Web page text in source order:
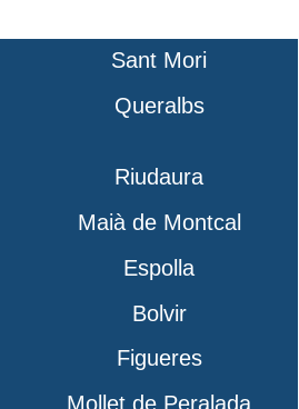
Sant Mori
Queralbs
Riudaura
Maià de Montcal
Espolla
Bolvir
Figueres
Mollet de Peralada